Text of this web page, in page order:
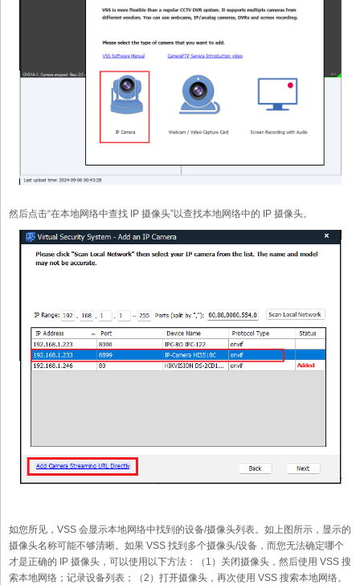
然后点击“在本地网络中查找 IP 摄像头”以查找本地网络中的 IP 摄像头。
如您所见，VSS 会显示本地网络中找到的设备/摄像头列表。如上图所示，显示的
摄像头名称可能不够清晰。如果 VSS 找到多个摄像头/设备，而您无法确定哪个
才是正确的 IP 摄像头，可以使用以下方法：（1）关闭摄像头，然后使用 VSS 搜
索本地网络；记录设备列表；（2）打开摄像头，再次使用 VSS 搜索本地网络。